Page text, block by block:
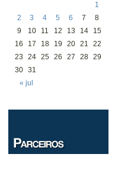
« jul
1
2
3 4 5 6 7
8
9
10 11 12 13 14
15
16
17 18 19 20 21
22
23
24 25 26 27 28 29
30 31